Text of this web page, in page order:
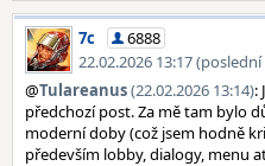
7c
6888
22.02.2026 13:17
@Tulareanus(22.02.2026 13:14):
předchozí post. Za mě tam bylo
moderní doby (což jsem hodně
především lobby, dialogy, menu